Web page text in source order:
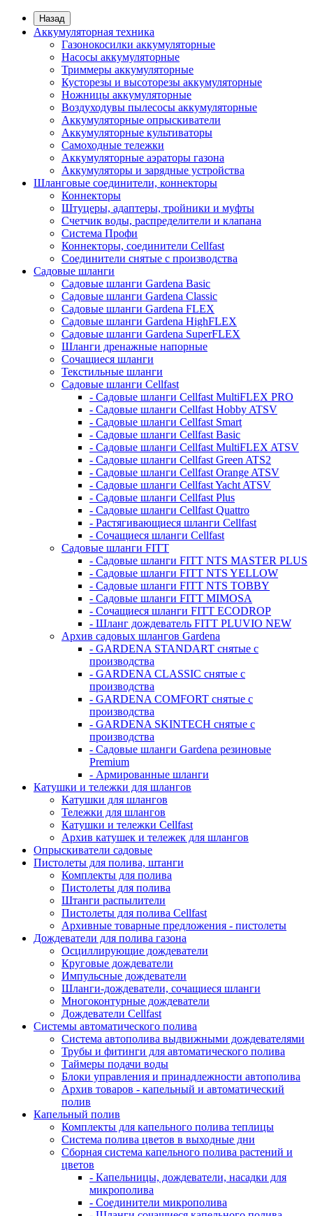
Назад
Аккумуляторная техника
Газонокосилки аккумуляторные
Насосы аккумуляторные
Триммеры аккумуляторные
Кусторезы и высоторезы аккумуляторные
Ножницы аккумуляторные
Воздуходувы пылесосы аккумуляторные
Аккумуляторные опрыскиватели
Аккумуляторные культиваторы
Самоходные тележки
Аккумуляторные аэраторы газона
Аккумуляторы и зарядные устройства
Шланговые соединители, коннекторы
Коннекторы
Штуцеры, адаптеры, тройники и муфты
Счетчик воды, распределители и клапана
Система Профи
Коннекторы, соединители Cellfast
Соединители снятые с производства
Садовые шланги
Садовые шланги Gardena Basic
Садовые шланги Gardena Classic
Садовые шланги Gardena FLEX
Садовые шланги Gardena HighFLEX
Садовые шланги Gardena SuperFLEX
Шланги дренажные напорные
Сочащиеся шланги
Текстильные шланги
Садовые шланги Cellfast
- Садовые шланги Cellfast MultiFLEX PRO
- Садовые шланги Cellfast Hobby ATSV
- Садовые шланги Cellfast Smart
- Садовые шланги Cellfast Basic
- Садовые шланги Cellfast MultiFLEX ATSV
- Садовые шланги Cellfast Green ATS2
- Садовые шланги Cellfast Orange ATSV
- Садовые шланги Cellfast Yacht ATSV
- Садовые шланги Cellfast Plus
- Садовые шланги Cellfast Quattro
- Растягивающиеся шланги Cellfast
- Сочащиеся шланги Cellfast
Садовые шланги FITT
- Садовые шланги FITT NTS MASTER PLUS
- Садовые шланги FITT NTS YELLOW
- Садовые шланги FITT NTS TOBBY
- Садовые шланги FITT MIMOSA
- Сочащиеся шланги FITT ECODROP
- Шланг дождеватель FITT PLUVIO NEW
Архив садовых шлангов Gardena
- GARDENA STANDART снятые с
производства
- GARDENA CLASSIC снятые с
производства
- GARDENA COMFORT снятые с
производства
- GARDENA SKINTECH снятые с
производства
- Садовые шланги Gardena резиновые
Premium
- Армированные шланги
Катушки и тележки для шлангов
Катушки для шлангов
Тележки для шлангов
Катушки и тележки Cellfast
Архив катушек и тележек для шлангов
Опрыскиватели садовые
Пистолеты для полива, штанги
Комплекты для полива
Пистолеты для полива
Штанги распылители
Пистолеты для полива Cellfast
Архивные товарные предложения - пистолеты
Дождеватели для полива газона
Осциллирующие дождеватели
Круговые дождеватели
Импульсные дождеватели
Шланги-дождеватели, сочащиеся шланги
Многоконтурные дождеватели
Дождеватели Cellfast
Системы автоматического полива
Система автополива выдвижными дождевателями
Трубы и фитинги для автоматического полива
Таймеры подачи воды
Блоки управления и принадлежности автополива
Архив товаров - капельный и автоматический
полив
Капельный полив
Комплекты для капельного полива теплицы
Система полива цветов в выходные дни
Сборная система капельного полива растений и
цветов
- Капельницы, дождеватели, насадки для
микрополива
- Соединители микрополива